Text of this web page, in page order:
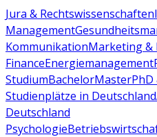
Jura & Rechtswissenschaften
Management
KommunikationMarketing &
FinanceEnergiemanagement
StudiumBachelorMaster
Studienplätze in Deutschland
Deutschland
Psychologie